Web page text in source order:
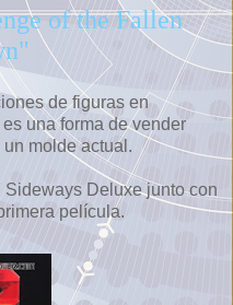
of the Fallen
de figuras en
una forma de vender
molde actual.
Deluxe junto con
película.